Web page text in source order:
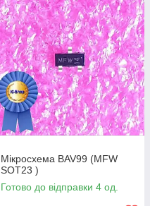
Мікросхема BAV99 (MFW
SOT23 )
Готово до відправки 4 од.